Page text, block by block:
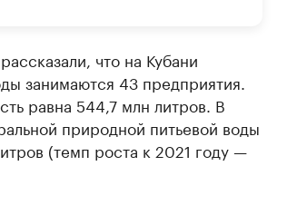
что на Кубани
занимаются 43 предприятия.
равна 544,7 млн литров. В
природной питьевой воды
(темп роста к 2021 году —